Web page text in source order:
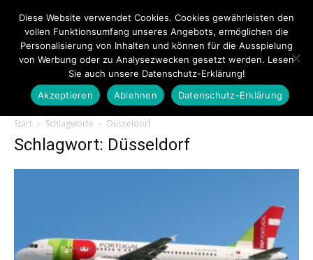
Touristiknews.de
Start Schlagworte Düsseldorf
Schlagwort: Düsseldorf
Diese Website verwendet Cookies. Cookies gewährleisten den
vollen Funktionsumfang unseres Angebots, ermöglichen die
Personalisierung von Inhalten und können für die Ausspielung
von Werbung oder zu Analysezwecken gesetzt werden. Lesen
Sie auch unsere Datenschutz-Erklärung!
Akzeptieren
Ablehnen Datenschutz-Erklärung